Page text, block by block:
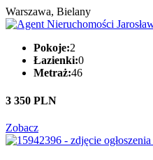
Warszawa, Bielany
Pokoje:2
Łazienki:0
Metraż:46
3 350 PLN
Zobacz